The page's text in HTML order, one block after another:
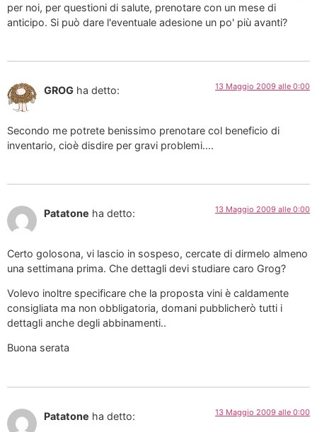
per noi, per questioni di salute, prenotare con un mese di
anticipo. Si può dare l'eventuale adesione un po' più avanti?
GROG ha detto: 13 Maggio 2009 alle 0:00
Secondo me potrete benissimo prenotare col beneficio di
inventario, cioè disdire per gravi problemi….
Patatone ha detto: 13 Maggio 2009 alle 0:00
Certo golosona, vi lascio in sospeso, cercate di dirmelo almeno
una settimana prima. Che dettagli devi studiare caro Grog?
Volevo inoltre specificare che la proposta vini è caldamente
consigliata ma non obbligatoria, domani pubblicherò tutti i
dettagli anche degli abbinamenti..
Buona serata
Patatone ha detto: 13 Maggio 2009 alle 0:00